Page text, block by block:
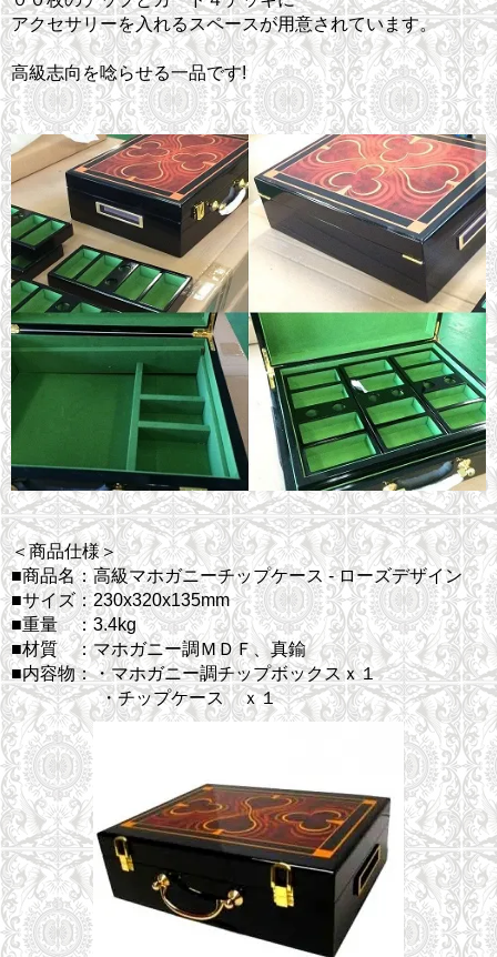
アクセサリーを入れるスペースが用意されています。
高級志向を唸らせる一品です!
＜商品仕様＞
■商品名：高級マホガニーチップケース - ローズデザイン
■サイズ：230x320x135mm
■重量 ：3.4kg
■材質 ：マホガニー調ＭＤＦ、真鍮
■内容物：・マホガニー調チップボックスｘ１
・チップケース ｘ１